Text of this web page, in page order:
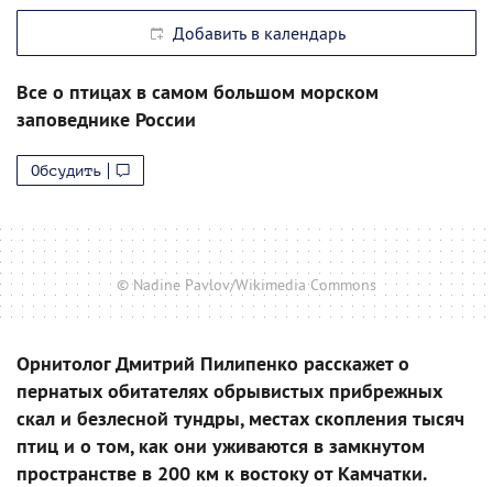
Добавить в календарь
Все о птицах в самом большом морском
заповеднике России
Обсудить
© Nadine Pavlov/Wikimedia Commons
Орнитолог Дмитрий Пилипенко расскажет о
пернатых обитателях обрывистых прибрежных
скал и безлесной тундры, местах скопления тысяч
птиц и о том, как они уживаются в замкнутом
пространстве в 200 км к востоку от Камчатки.